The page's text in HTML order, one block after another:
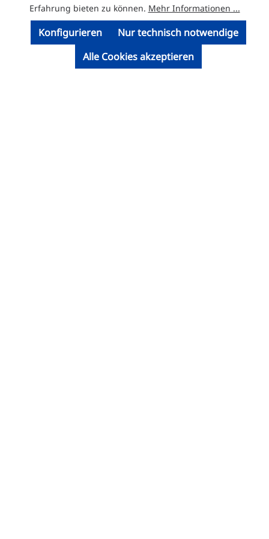
Erfahrung bieten zu können. Mehr Informationen ...
Nur technisch notwendige
Konfigurieren
Alle Cookies akzeptieren